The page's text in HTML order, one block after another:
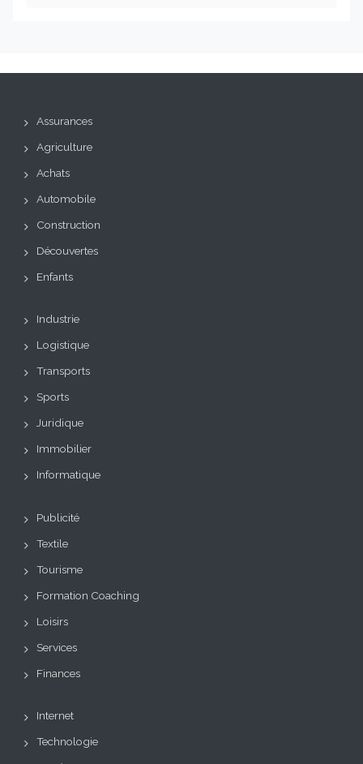
Assurances
Agriculture
Achats
Automobile
Construction
Découvertes
Enfants
Industrie
Logistique
Transports
Sports
Juridique
Immobilier
Informatique
Publicité
Textile
Tourisme
Formation Coaching
Loisirs
Services
Finances
Internet
Technologie